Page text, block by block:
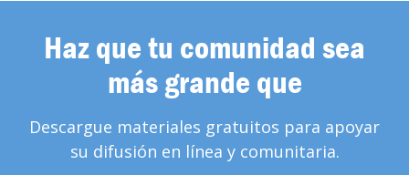
Haz que tu comunidad sea
más grande que
Descargue materiales gratuitos para apoyar
su difusión en línea y comunitaria.